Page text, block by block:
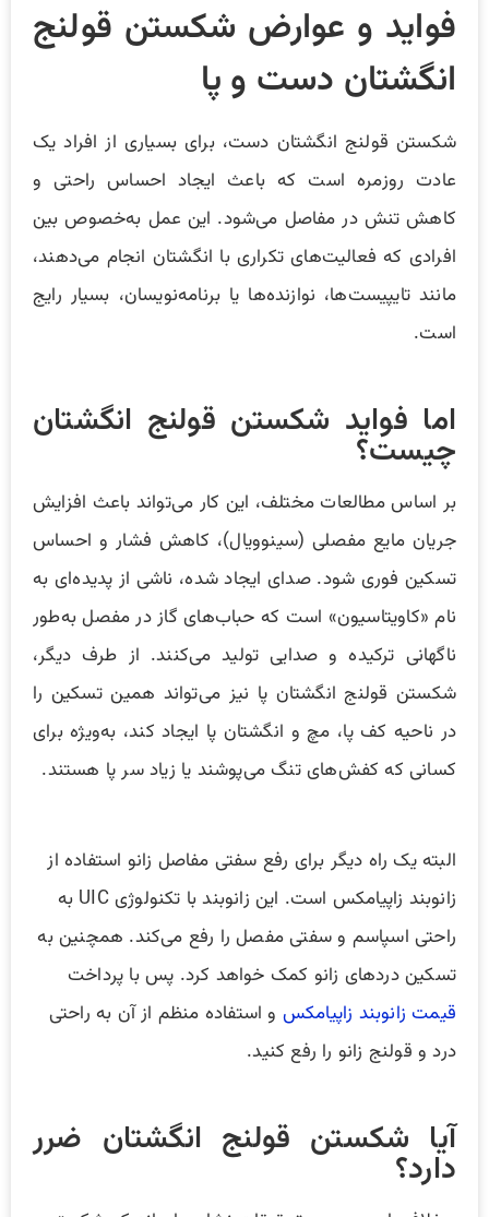
فواید و عوارض شکستن قولنج
انگشتان دست و پا
شکستن قولنج انگشتان دست، برای بسیاری از افراد یک
عادت روزمره است که باعث ایجاد احساس راحتی و
کاهش تنش در مفاصل می‌شود. این عمل به‌خصوص بین
افرادی که فعالیت‌های تکراری با انگشتان انجام می‌دهند،
مانند تایپیست‌ها، نوازنده‌ها یا برنامه‌نویسان، بسیار رایج
است.
اما فواید شکستن قولنج انگشتان
چیست؟
بر اساس مطالعات مختلف، این کار می‌تواند باعث افزایش
جریان مایع مفصلی (سینوویال)، کاهش فشار و احساس
تسکین فوری شود. صدای ایجاد شده، ناشی از پدیده‌ای به
نام «کاویتاسیون» است که حباب‌های گاز در مفصل به‌طور
ناگهانی ترکیده و صدایی تولید می‌کنند. از طرف دیگر،
شکستن قولنج انگشتان پا نیز می‌تواند همین تسکین را
در ناحیه کف پا، مچ و انگشتان پا ایجاد کند، به‌ویژه برای
کسانی که کفش‌های تنگ می‌پوشند یا زیاد سر پا هستند.
البته یک راه دیگر برای رفع سفتی مفاصل زانو استفاده از
زانوبند زاپیامکس است. این زانوبند با تکنولوژی UIC به
راحتی اسپاسم و سفتی مفصل را رفع می‌کند. همچنین به
تسکین دردهای زانو کمک خواهد کرد. پس با پرداخت
قیمت زانوبند زاپیامکس و استفاده منظم از آن به راحتی
درد و قولنج زانو را رفع کنید.
آیا شکستن قولنج انگشتان ضرر
دارد؟